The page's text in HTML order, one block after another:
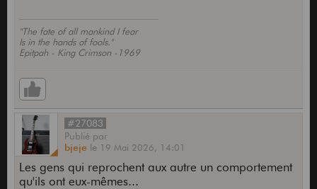
"The fate of all mankind I fear
Is in the hands of fools."
Epitpah - King Crimson -1969
#27083
Publié par
bjeje le 19 Mai 2026, 14:01
Les gens qui reprochent aux autre un comportement
qu'ils ont eux-mêmes...